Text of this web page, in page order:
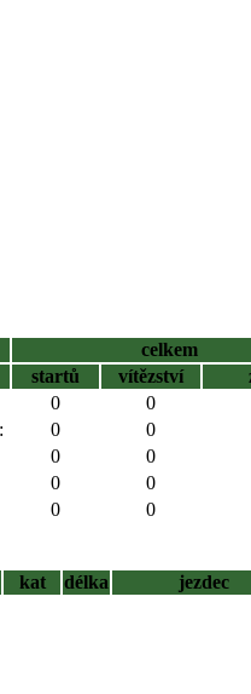
celkem
startů
vítězství
0 0
0 0
0 0
0 0
0 0
kat délka jezdec